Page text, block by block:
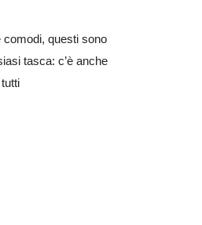
comodi, questi sono
tasca: c’è anche